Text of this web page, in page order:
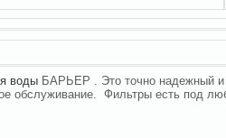
воды БАРЬЕР . Это точно надежный и
обслуживание. Фильтры есть под